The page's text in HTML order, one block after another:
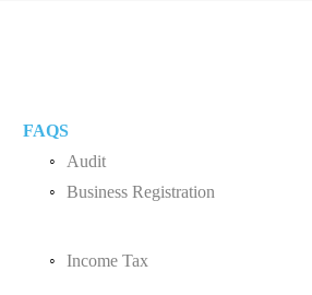
FAQS
Audit
Business Registration
Sole Proprietorship
Income Tax